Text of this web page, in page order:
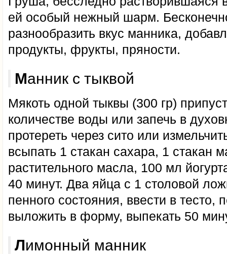
ей особый нежный шарм.
разнообразить вкус манника,
продукты, фрукты, пряности.
Манник с тыквой
Мякоть одной тыквы (300 гр)
количестве воды или запечь в
протереть через сито или
всыпать 1 стакан сахара, 1 стакан
растительного масла, 100 мл
40 минут. Два яйца с 1 столовой
пенного состояния, ввести в тесто,
выложить в форму, выпекать 50
Лимонный манник